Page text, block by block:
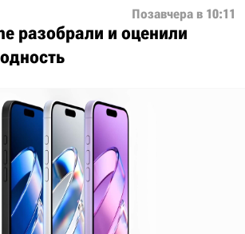
Позавчера в 10:11
разобрали и оценили